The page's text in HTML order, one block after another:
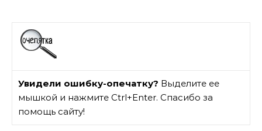
Увидели ошибку-опечатку? Выделите ее
мышкой и нажмите Ctrl+Enter. Спасибо за
помощь сайту!